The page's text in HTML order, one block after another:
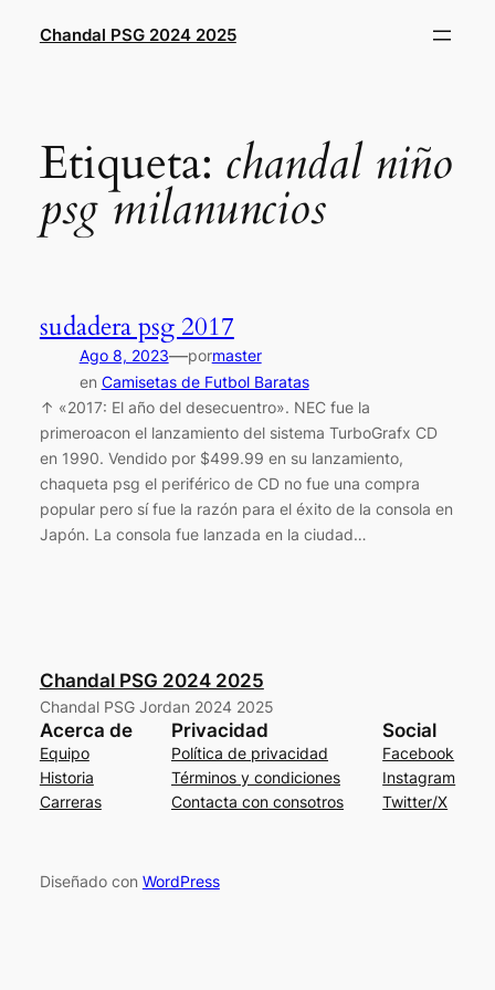
Chandal PSG 2024 2025
Etiqueta: chandal niño
psg milanuncios
sudadera psg 2017
Ago 8, 2023—pormaster
en Camisetas de Futbol Baratas
↑ «2017: El año del desecuentro». NEC fue la
primeroacon el lanzamiento del sistema TurboGrafx CD
en 1990. Vendido por $499.99 en su lanzamiento,
chaqueta psg el periférico de CD no fue una compra
popular pero sí fue la razón para el éxito de la consola en
Japón. La consola fue lanzada en la ciudad…
Chandal PSG 2024 2025
Chandal PSG Jordan 2024 2025
Acerca de
Equipo
Historia
Carreras
Privacidad
Política de privacidad
Términos y condiciones
Contacta con consotros
Social
Facebook
Instagram
Twitter/X
Diseñado con WordPress